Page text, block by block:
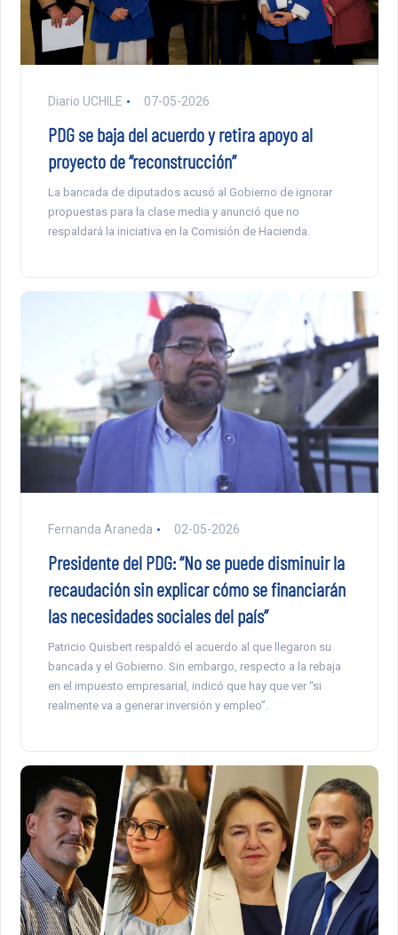
Diario UCHILE 07-05-2026
PDG se baja del acuerdo y retira apoyo al
proyecto de “reconstrucción”
La bancada de diputados acusó al Gobierno de ignorar
propuestas para la clase media y anunció que no
respaldará la iniciativa en la Comisión de Hacienda.
Fernanda Araneda 02-05-2026
Presidente del PDG: “No se puede disminuir la
recaudación sin explicar cómo se financiarán
las necesidades sociales del país”
Patricio Quisbert respaldó el acuerdo al que llegaron su
bancada y el Gobierno. Sin embargo, respecto a la rebaja
en el impuesto empresarial, indicó que hay que ver “si
realmente va a generar inversión y empleo”.